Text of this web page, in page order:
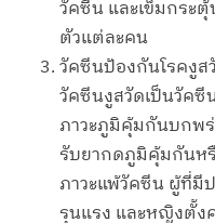
วัคซีน และเข็มกระ
ตัวแต่ละคน
วัคซีนป้องกันโรคงูส
วัคซีนงูสวัดเป็นวัคซี
ภาวะภูมิคุ้มกันบกพร่
รับยากดภูมิคุ้มกันห
ภาวะแพ้วัคซีน ผู้ที่มี
รุนแรง และหญิงตั้ง